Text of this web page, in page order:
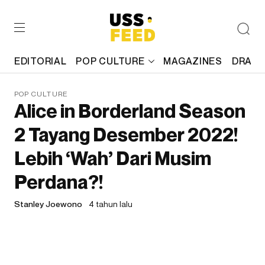
EDITORIAL POP CULTURE MAGAZINES
POP CULTURE
Alice in Borderland Season
2 Tayang Desember 2022!
Lebih ‘Wah’ Dari Musim
Perdana?!
Stanley Joewono 4 tahun lalu